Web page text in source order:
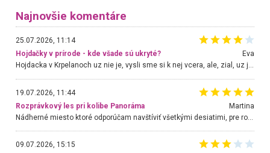
Najnovšie komentáre
25.07.2026, 11:14
Hojdačky v prírode - kde všade sú ukryté?
Eva
Hojdacka v Krpelanoch uz nie je, vysli sme si k nej vcera, ale, zial, uz je znicena. Ak sem planujete cestu len kvoli hojdacke, mozete si ju usetrit. Krasny vyhlad je tu vsak aj bez hojdacky :-)
19.07.2026, 11:44
Rozprávkový les pri kolibe Panoráma
Martina
Nádherné miesto ktoré odporúčam navštíviť všetkými desiatimi, pre rodiny s deťmi, dôchodcom... Proste a jednoducho ozaj rozprávkový les.. určite ešte prídeme. Odniesli sme si na pamiatku krásne tričká,
09.07.2026, 15:15